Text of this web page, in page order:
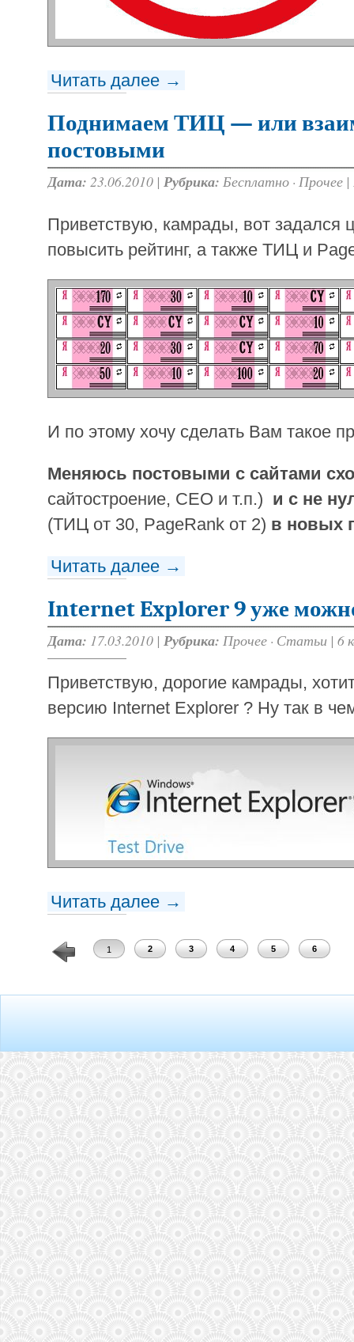
Читать далее →
Поднимаем ТИЦ — или
постовыми
Дата: 23.06.2010 | Рубрика: Бесплатно · Прочее |
Приветствую, камрады, вот задался
повысить рейтинг, а также ТИЦ и
И по этому хочу сделать Вам такое
Меняюсь постовыми с сайтами
сайтостроение, СЕО и т.п.) и с не
(ТИЦ от 30, PageRank от 2) в новых
Читать далее →
Internet Explorer 9 уже
Дата: 17.03.2010 | Рубрика: Прочее · Статьи | 6
Приветствую, дорогие камрады,
версию Internet Explorer ? Ну так в
Читать далее →
1 2 3 4 5 6